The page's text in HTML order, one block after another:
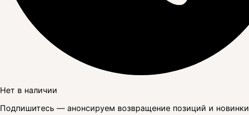
Нет в наличии
Подпишитесь — анонсируем возвращение позиций и новинки